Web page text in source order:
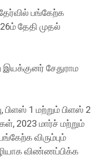
பங்கேற்க
தேதி முதல்
இயக்குனர் சேதுராம
பிளஸ் 1 மற்றும் பிளஸ் 2
2023 மார்ச் மற்றும்
விரும்பும்
விண்ணப்பிக்க